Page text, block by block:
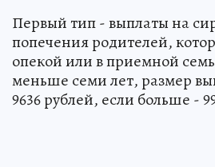
Первый тип - выплаты на
попечения родителей,
опекой или в приемной
меньше семи лет, размер
9636 рублей, если больше -